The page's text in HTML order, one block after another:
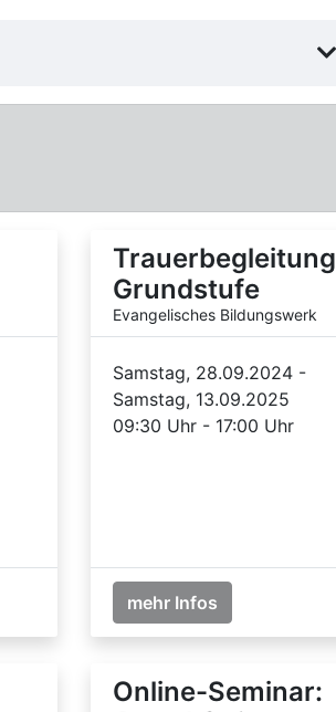
Trauerbegleitung
Grundstufe
Evangelisches Bildungswerk
Samstag, 28.09.2024 -
Samstag, 13.09.2025
09:30 Uhr - 17:00 Uhr
mehr Infos
Online-Seminar: